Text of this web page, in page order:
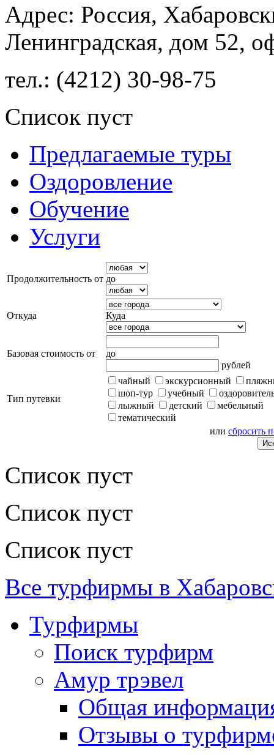
Адрес: Россия,
Ленинградская, дом 52,
тел.: (4212) 30-98-75
Список пуст
Предлагаемые туры
Оздоровление
Обучение
Услуги
Продолжительность от до
Откуда Куда
Базовая стоимость от
до
рублей
Тип путевки
чайный экскурсионный
шоп-тур
учебный
лыжный
детский
мебельный
тематический
или сбросить
Список пуст
Список пуст
Список пуст
Все турфирмы в
Турфирмы
Поиск турфирм
Амур трэвел
Общая
Отзывы о